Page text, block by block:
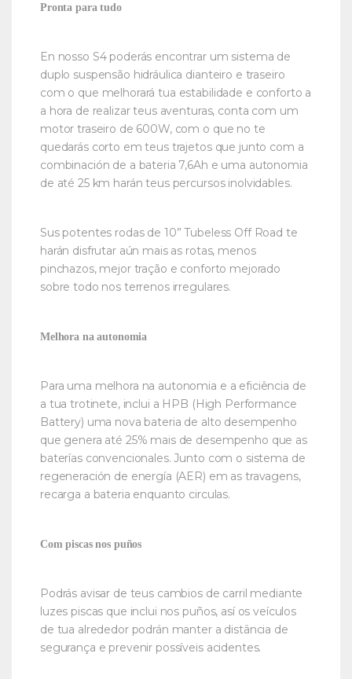
Pronta para tudo
En nosso S4 poderás encontrar um sistema de
duplo suspensão hidráulica dianteiro e traseiro
com o que melhorará tua estabilidade e conforto a
a hora de realizar teus aventuras, conta com um
motor traseiro de 600W, com o que no te
quedarás corto em teus trajetos que junto com a
combinación de a bateria 7,6Ah e uma autonomia
de até 25 km harán teus percursos inolvidables.
Sus potentes rodas de 10” Tubeless Off Road te
harán disfrutar aún mais as rotas, menos
pinchazos, mejor tração e conforto mejorado
sobre todo nos terrenos irregulares.
Melhora na autonomia
Para uma melhora na autonomia e a eficiência de
a tua trotinete, inclui a HPB (High Performance
Battery) uma nova bateria de alto desempenho
que genera até 25% mais de desempenho que as
baterías convencionales. Junto com o sistema de
regeneración de energía (AER) em as travagens,
recarga a bateria enquanto circulas.
Com piscas nos puños
Podrás avisar de teus cambios de carril mediante
luzes piscas que inclui nos puños, así os veículos
de tua alrededor podrán manter a distância de
segurança e prevenir possíveis acidentes.